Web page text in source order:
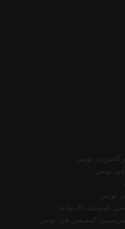
الضريبي تونس
في تونس
تونس
للموظف/المتقاعد
المقيمين في تونس